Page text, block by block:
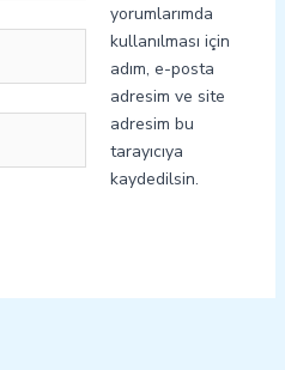
yorumlarımda
kullanılması için
adım, e-posta
adresim ve site
adresim bu
tarayıcıya
kaydedilsin.